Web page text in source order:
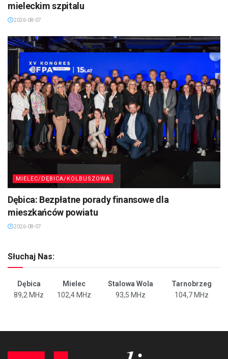
mieleckim szpitalu
2026-08-07
MIELEC/DĘBICA/KOLBUSZOWA
Dębica: Bezpłatne porady finansowe dla
mieszkańców powiatu
2026-08-07
Słuchaj Nas:
Dębica Mielec Stalowa Wola
Tarnobrzeg
89,2 MHz
102,4 MHz 93,5 MHz 104,7 MHz